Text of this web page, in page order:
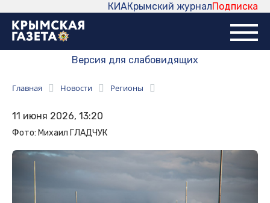
Подписка
Крымский журнал
КИА
Версия для слабовидящих
Главная Новости Регионы
11 июня 2026, 13:20
Фото: Михаил ГЛАДЧУК